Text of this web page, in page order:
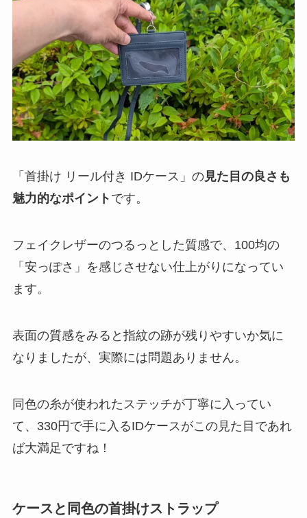
「首掛け リール付き IDケース」の見た目の良さも
魅力的なポイント です。
フェイクレザーのつるっとした質感で、100均の
「安っぽさ」を感じさせない仕上がりになってい
ます。
表面の質感をみると指紋の跡が残りやすいか気に
なりましたが、実際には問題ありません。
同色の糸が使われたステッチが丁寧に入ってい
て、330円で手に入るIDケースがこの見た目であれ
ば大満足ですね！
ケースと同色の首掛けストラップ